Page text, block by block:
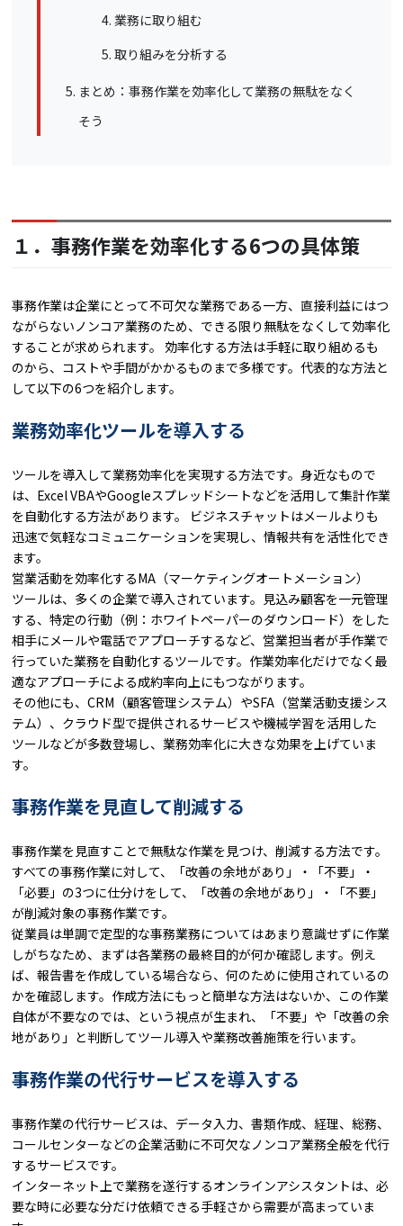
業務に取り組む
取り組みを分析する
まとめ：事務作業を効率化して業務の無駄をなく
そう
１．事務作業を効率化する6つの具体策
事務作業は企業にとって不可欠な業務である一方、直接利益にはつ
ながらないノンコア業務のため、できる限り無駄をなくして効率化
することが求められます。 効率化する方法は手軽に取り組めるも
のから、コストや手間がかかるものまで多様です。代表的な方法と
して以下の6つを紹介します。
業務効率化ツールを導入する
ツールを導入して業務効率化を実現する方法です。身近なもので
は、Excel VBAやGoogleスプレッドシートなどを活用して集計作業
を自動化する方法があります。 ビジネスチャットはメールよりも
迅速で気軽なコミュニケーションを実現し、情報共有を活性化でき
ます。
営業活動を効率化するMA（マーケティングオートメーション）
ツールは、多くの企業で導入されています。見込み顧客を一元管理
する、特定の行動（例：ホワイトペーパーのダウンロード）をした
相手にメールや電話でアプローチするなど、営業担当者が手作業で
行っていた業務を自動化するツールです。作業効率化だけでなく最
適なアプローチによる成約率向上にもつながります。
その他にも、CRM（顧客管理システム）やSFA（営業活動支援シス
テム）、クラウド型で提供されるサービスや機械学習を活用した
ツールなどが多数登場し、業務効率化に大きな効果を上げていま
す。
事務作業を見直して削減する
事務作業を見直すことで無駄な作業を見つけ、削減する方法です。
すべての事務作業に対して、「改善の余地があり」・「不要」・
「必要」の3つに仕分けをして、「改善の余地があり」・「不要」
が削減対象の事務作業です。
従業員は単調で定型的な事務業務についてはあまり意識せずに作業
しがちなため、まずは各業務の最終目的が何か確認します。例え
ば、報告書を作成している場合なら、何のために使用されているの
かを確認します。作成方法にもっと簡単な方法はないか、この作業
自体が不要なのでは、という視点が生まれ、「不要」や「改善の余
地があり」と判断してツール導入や業務改善施策を行います。
事務作業の代行サービスを導入する
事務作業の代行サービスは、データ入力、書類作成、経理、総務、
コールセンターなどの企業活動に不可欠なノンコア業務全般を代行
するサービスです。
インターネット上で業務を遂行するオンラインアシスタントは、必
要な時に必要な分だけ依頼できる手軽さから需要が高まっていま